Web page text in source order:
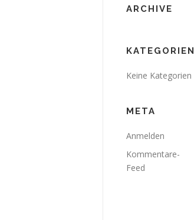
ARCHIVE
KATEGORIEN
Keine Kategorien
META
Anmelden
Kommentare-
Feed